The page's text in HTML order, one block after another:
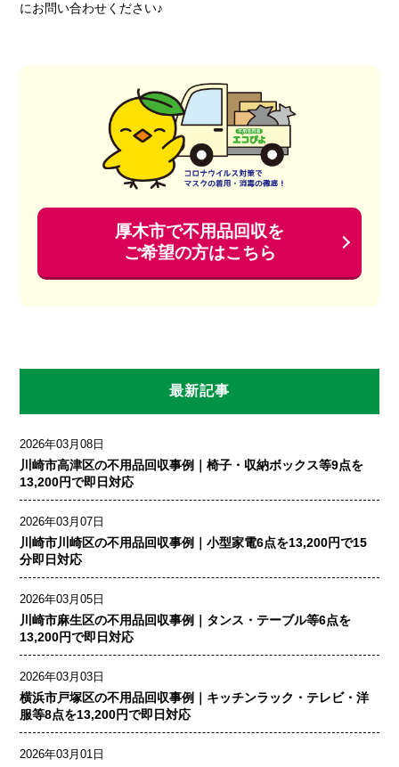
にお問い合わせください♪
厚木市で不用品回収を
ご希望の方はこちら
最新記事
2026年03月08日
川崎市高津区の不用品回収事例｜椅子・収納ボックス等9点を
13,200円で即日対応
2026年03月07日
川崎市川崎区の不用品回収事例｜小型家電6点を13,200円で15
分即日対応
2026年03月05日
川崎市麻生区の不用品回収事例｜タンス・テーブル等6点を
13,200円で即日対応
2026年03月03日
横浜市戸塚区の不用品回収事例｜キッチンラック・テレビ・洋
服等8点を13,200円で即日対応
2026年03月01日